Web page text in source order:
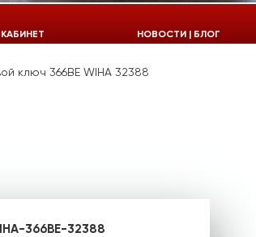
КАБИНЕТ НОВОСТИ | БЛОГ
ключ 366BE WIHA 32388
366BE-32388